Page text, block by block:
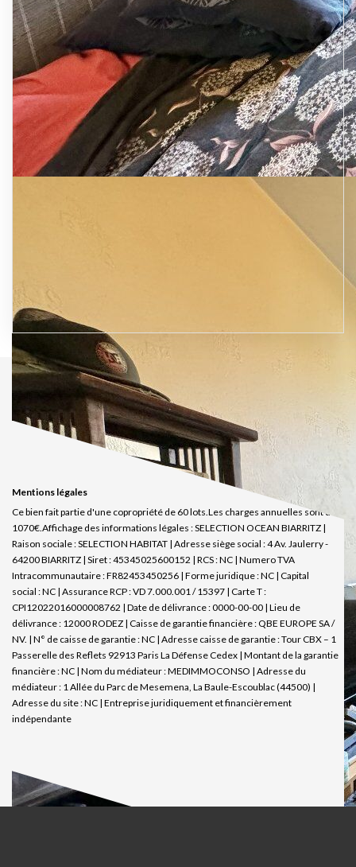
Mentions légales
Ce bien fait partie d'une copropriété de 60 lots.Les charges annuelles sont de
1070€. Affichage des informations légales : SELECTION OCEAN BIARRITZ |
Raison sociale : SELECTION HABITAT | Adresse siège social : 4 Av. Jaulerry -
64200 BIARRITZ | Siret : 45345025600152 | RCS : NC | Numero TVA
Intracommunautaire : FR82453450256 | Forme juridique : NC | Capital
social : NC | Assurance RCP : VD 7.000.001 / 15397 | Carte T :
CPI12022016000008762 | Date de délivrance : 0000-00-00 | Lieu de
délivrance : 12000 RODEZ | Caisse de garantie financière : QBE EUROPE SA /
NV. | N° de caisse de garantie : NC | Adresse caisse de garantie : Tour CBX – 1
Passerelle des Reflets 92913 Paris La Défense Cedex | Montant de la garantie
financière : NC | Nom du médiateur : MEDIMMOCONSO | Adresse du
médiateur : 1 Allée du Parc de Mesemena, La Baule-Escoublac (44500) |
Adresse du site : NC | Entreprise juridiquement et financièrement
indépendante